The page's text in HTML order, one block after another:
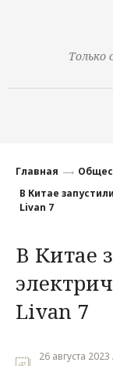
Только
Финансы
Наука
Культура
Общество
Главная
В Китае
Livan 7
В Китае
Livan 7
26 августа